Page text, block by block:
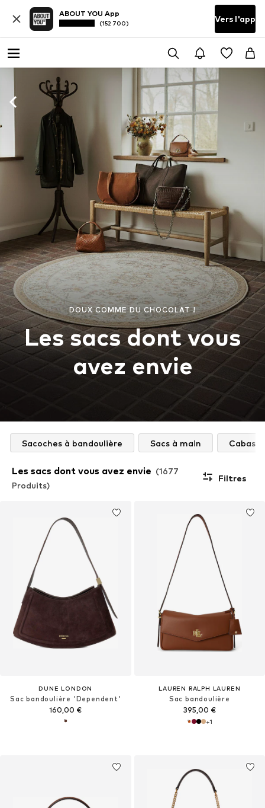
ABOUT YOU App
(152 700) Vers l'app
DOUX COMME DU CHOCOLAT !
Les sacs dont vous
avez envie
Sacoches à bandoulière Sacs à main Cabas
Les sacs dont vous avez envie (1677
Produits)
Filtres
DUNE LONDON
Sac bandoulière 'Dependent'
160,00 €
LAUREN RALPH LAUREN
Sac bandoulière
395,00 €
+1